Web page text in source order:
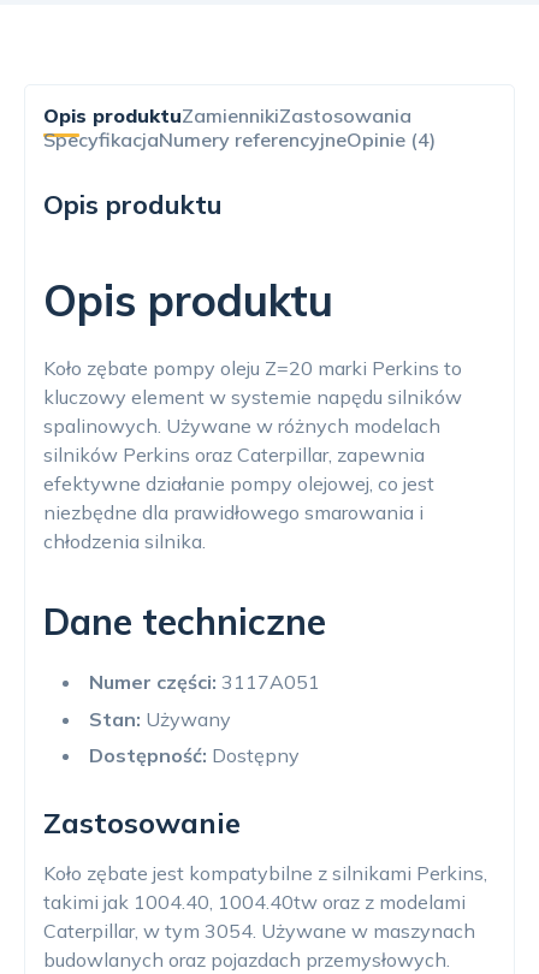
Opis produktuZamiennikiZastosowania
SpecyfikacjaNumery referencyjneOpinie (4)
Opis produktu
Opis produktu
Koło zębate pompy oleju Z=20 marki Perkins to
kluczowy element w systemie napędu silników
spalinowych. Używane w różnych modelach
silników Perkins oraz Caterpillar, zapewnia
efektywne działanie pompy olejowej, co jest
niezbędne dla prawidłowego smarowania i
chłodzenia silnika.
Dane techniczne
Numer części: 3117A051
Stan: Używany
Dostępność: Dostępny
Zastosowanie
Koło zębate jest kompatybilne z silnikami Perkins,
takimi jak 1004.40, 1004.40tw oraz z modelami
Caterpillar, w tym 3054. Używane w maszynach
budowlanych oraz pojazdach przemysłowych.